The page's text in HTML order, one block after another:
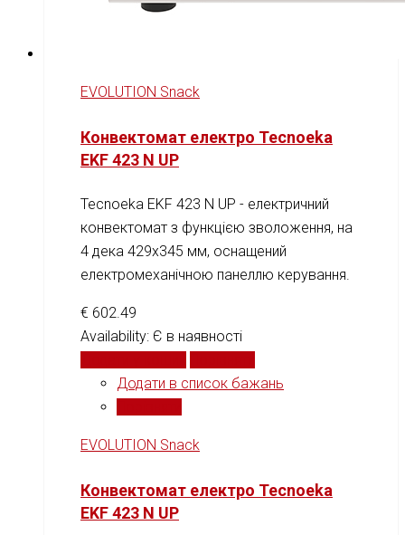
EVOLUTION Snack
Конвектомат електро Tecnoeka
EKF 423 N UP
Tecnoeka EKF 423 N UP - електричний
конвектомат з функцією зволоження, на
4 дека 429x345 мм, оснащений
електромеханічною панеллю керування.
€ 602.49
Availability: Є в наявності
Додати в список бажань
EVOLUTION Snack
Конвектомат електро Tecnoeka
EKF 423 N UP